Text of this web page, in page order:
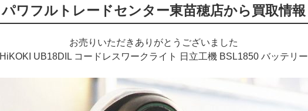
パワフルトレードセンター東苗穂店から買取情報
お売りいただきありがとうございました
HiKOKI UB18DIL コードレスワークライト 日立工機 BSL1850 バッテリー